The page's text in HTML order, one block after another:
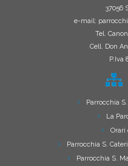
37056
e-mail:
Tel.
Cell. Don
P.Iva
Parrocchia
La
Orari
Parrocchia S.
Parrocchia S.